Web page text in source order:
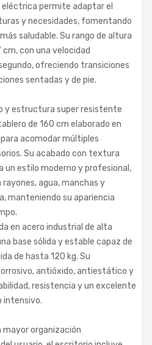
eléctrica permite adaptar el
y necesidades, fomentando
saludable. Su rango de altura
cm, con una velocidad
ofreciendo transiciones
sentadas y de pie.
y estructura super resistente
de 160 cm elaborado en
para acomodar múltiples
Su acabado con textura
un estilo moderno y profesional,
agua, manchas y
manteniendo su apariencia
en acero industrial de alta
base sólida y estable capaz de
de hasta 120 kg. Su
antióxido, antiestático y
resistencia y un excelente
intensivo.
mayor organización